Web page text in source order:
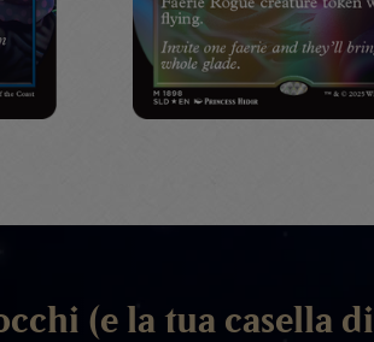
(e la tua casella di